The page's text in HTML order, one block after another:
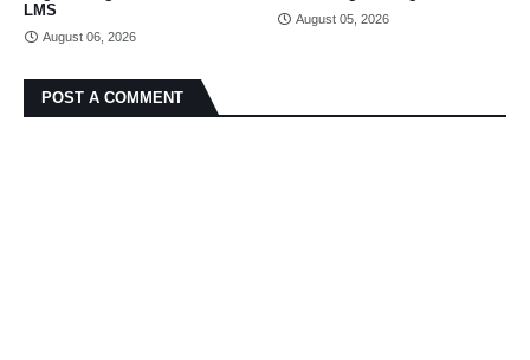
LMS
August 06, 2026
August 05, 2026
POST A COMMENT